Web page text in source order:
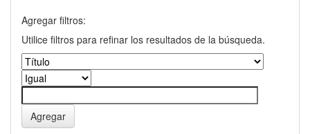
Agregar filtros:
Utilice filtros para refinar los resultados de la búsqueda.